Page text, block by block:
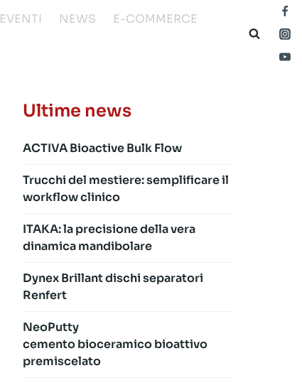
EVENTI NEWS
E-COMMERCE
Ultime news
ACTIVA Bioactive Bulk Flow
Trucchi del mestiere: semplificare il
workflow clinico
ITAKA: la precisione della vera
dinamica mandibolare
Dynex Brillant dischi separatori
Renfert
NeoPutty
cemento bioceramico bioattivo
premiscelato